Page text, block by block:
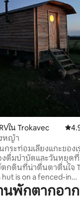
รีวิว
ใน Trokavec คะแ
หญ้า
กระท่อมเลี้ยงแกะของเ
งดื่มบำบัดและวันหยุด
กดินที่น่าตื่นตาตื่นใจ
is on a fenced-in
the Brdy Protected
Area. ที่พักแห่งนี้ตั้งอยู่
พักตากอาก